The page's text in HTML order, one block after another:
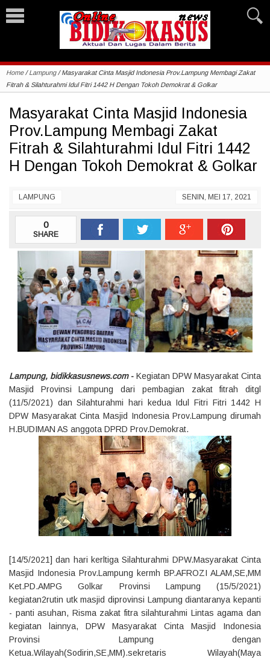
Home/Lampung/Masyarakat Cinta Masjid Indonesia Prov.Lampung Membagi Zakat
Fitrah & Silahturahmi Idul Fitri 1442 H Dengan Tokoh Demokrat & Golkar
Masyarakat Cinta Masjid Indonesia
Prov.Lampung Membagi Zakat
Fitrah & Silahturahmi Idul Fitri 1442
H Dengan Tokoh Demokrat & Golkar
LAMPUNG SENIN, MEI 17, 2021
0
SHARE
Lampung, bidikkasusnews.com - Kegiatan DPW Masyarakat Cinta
Masjid Provinsi Lampung dari pembagian zakat fitrah ditgl
(11/5/2021) dan Silahturahmi hari kedua Idul Fitri Fitri 1442 H
DPW Masyarakat Cinta Masjid Indonesia Prov.Lampung dirumah
H.BUDIMAN AS anggota DPRD Prov.Demokrat.
[14/5/2021] dan hari kerltiga Silahturahmi DPW.Masyarakat Cinta
Masjid Indonesia Prov.Lampung kermh BP.AFROZI ALAM,SE,MM
Ket.PD.AMPG Golkar Provinsi Lampung (15/5/2021)
kegiatan2rutin utk masjid diprovinsi Lampung diantaranya kepanti
- panti asuhan, Risma zakat fitra silahturahmi Lintas agama dan
kegiatan lainnya, DPW Masyarakat Cinta Masjid Indonesia
Provinsi Lampung dengan
Ketua.Wilayah(Sodirin,SE,MM).sekretaris Wilayah(Maya